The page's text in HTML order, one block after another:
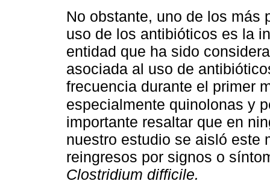
No obstante, uno de los más
uso de los antibióticos es la
entidad que ha sido
asociada al uso de
frecuencia durante el primer
especialmente quinolonas y
importante resaltar que en
nuestro estudio se aisló este
reingresos por signos o
Clostridium difficile.